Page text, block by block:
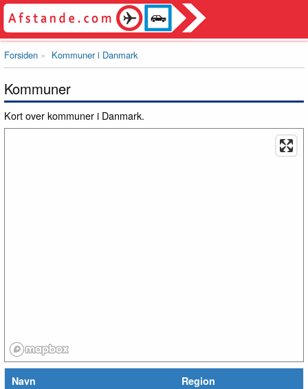
Forsiden Kommuner i Danmark
Kommuner
Kort over kommuner i Danmark.
Navn Region